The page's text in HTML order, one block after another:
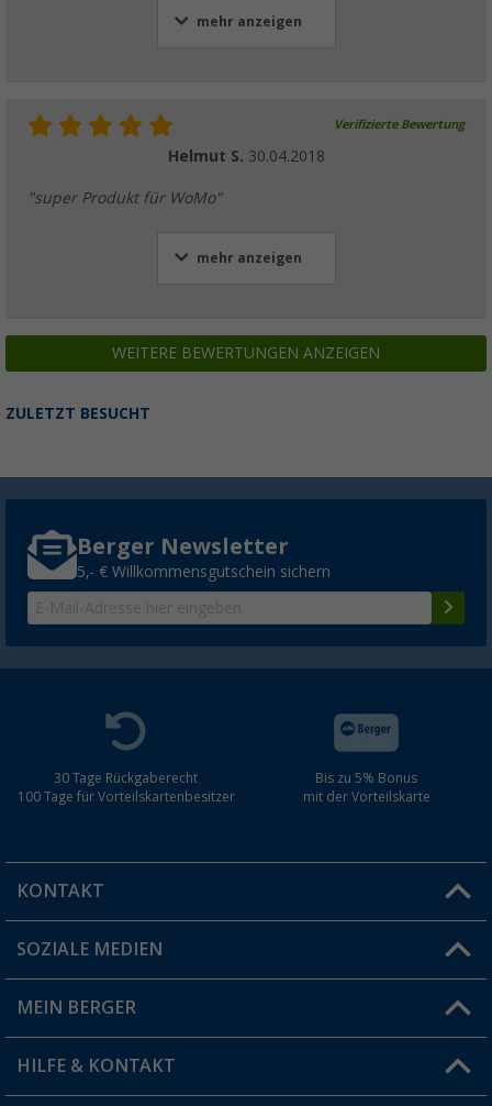
mehr anzeigen
Verifizierte Bewertung
Helmut S. 30.04.2018
"super Produkt für WoMo"
mehr anzeigen
WEITERE BEWERTUNGEN ANZEIGEN
ZULETZT BESUCHT
Berger Newsletter
5,- € Willkommensgutschein sichern
30 Tage Rückgaberecht
100 Tage für Vorteilskartenbesitzer
Bis zu 5% Bonus
mit der Vorteilskarte
KONTAKT
Du hast eine Frage?
Filiale finden
SOZIALE MEDIEN
MEIN BERGER
Vorteilskarte
HILFE & KONTAKT